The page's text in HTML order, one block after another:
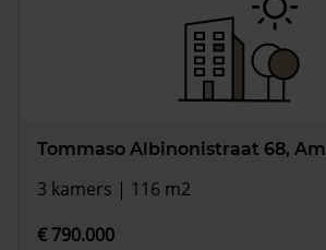
Tommaso Albinonistraat 68,
3 kamers | 116 m2
€ 790.000